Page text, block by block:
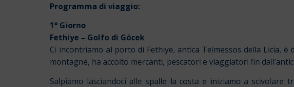
Programma di viaggio:
1° Giorno
Fethiye – Golfo di Göcek
Ci incontriamo al porto di Fethiye, antica Telmessos della Licia,
montagne, ha accolto mercanti, pescatori e viaggiatori fin
Salpiamo lasciandoci alle spalle la costa e iniziamo a